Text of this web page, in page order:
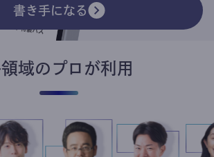
書き手になる
域のプロが利用